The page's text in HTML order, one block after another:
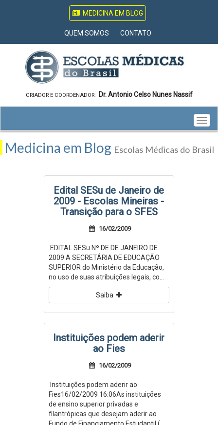
MEDICINA EM BLOG
QUEM SOMOS CONTATO
CRIADOR E COORDENADOR: Dr. Antonio Celso Nunes Nassif
Medicina em Blog Escolas Médicas do Brasil
Edital SESu de Janeiro de
2009 - Escolas Mineiras -
Transição para o SFES
16/02/2009
EDITAL SESu Nº DE DE JANEIRO DE
2009 A SECRETÁRIA DE EDUCAÇÃO
SUPERIOR do Ministério da Educação,
no uso de suas atribuições legais, co...
Saiba
Instituições podem aderir
ao Fies
16/02/2009
Instituições podem aderir ao
Fies16/02/2009 16:06As instituições
de ensino superior privadas e
filantrópicas que desejam aderir ao